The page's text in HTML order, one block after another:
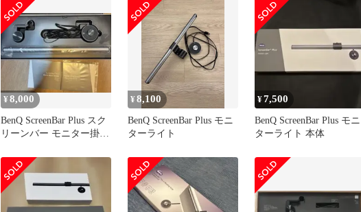
¥8,000
BenQ ScreenBar Plus スク
リーンバー モニター掛け
¥8,100
BenQ ScreenBar Plus モニ
ターライト
¥7,500
BenQ ScreenBar Plus モニ
ターライト 本体